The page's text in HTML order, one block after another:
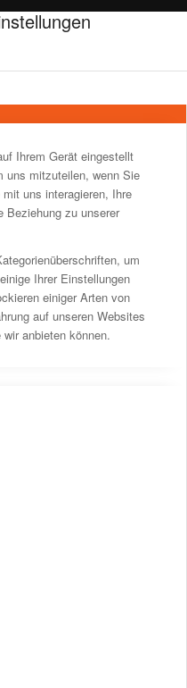
Ihrem Gerät eingestellt
uns mitzuteilen, wenn Sie
uns interagieren, Ihre
Beziehung zu unserer
um
Ihrer Einstellungen
einiger Arten von
auf unseren Websites
anbieten können.